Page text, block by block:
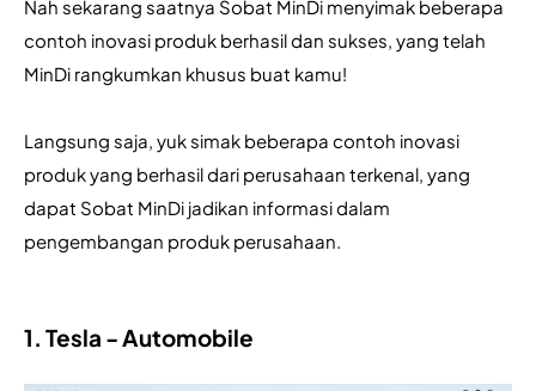
Nah sekarang saatnya Sobat MinDi menyimak beberapa
contoh inovasi produk berhasil dan sukses, yang telah
MinDi rangkumkan khusus buat kamu!
Langsung saja, yuk simak beberapa contoh inovasi
produk yang berhasil dari perusahaan terkenal, yang
dapat Sobat MinDi jadikan informasi dalam
pengembangan produk perusahaan.
1. Tesla - Automobile